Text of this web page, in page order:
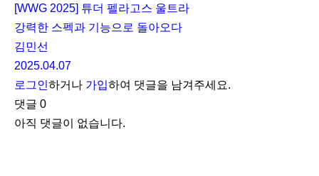
[WWG 2025] 튜더 펠라고스 울트라
강력한 스펙과 기능으로 돌아오다
김민선
2025.04.07
로그인하거나 가입하여 댓글을 남겨주세요.
댓글 0
아직 댓글이 없습니다.